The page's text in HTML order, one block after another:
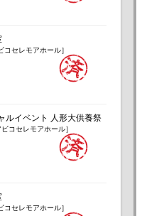
セレモアホール］
ルイベント 人形大供養祭
コセレモアホール］
セレモアホール］